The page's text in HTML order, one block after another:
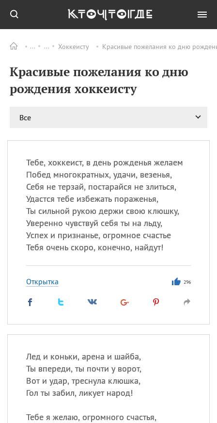
Хоккеисту Красивые пожелания ко дню
Красивые пожелания ко дню
рождения хоккеисту
Все
Тебе, хоккеист, в день рожденья желаем
Побед многократных, удачи, везенья,
Себя не терзай, постарайся не злиться,
Удастся тебе избежать пораженья,
Ты сильной рукою держи свою клюшку,
Уверенно чувствуй себя ты на льду,
Успех и признанье, огромное счастье
Тебя очень скоро, конечно, найдут!
Открытка 296
Лед и коньки, арена и шайба,
Ты впереди, ты почти у ворот,
Вот и удар, треснула клюшка,
Гол ты забил, ликует народ!
Тебе я желаю, огромного счастья,
ПРАЗДНИКИ Все
08.08 День «Счастье
случается» (Happiness
Happens Day)
великомученика
покровителя всех
врачей и целителя
больных
09.08 День книголюбов (Book
Lovers Day)
ИМЕНА
Сегодня празднуют именины
Макар
Анна